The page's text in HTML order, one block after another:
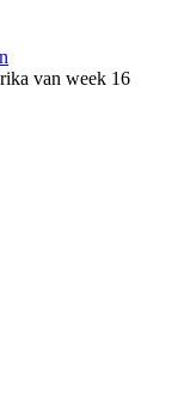
van week 16